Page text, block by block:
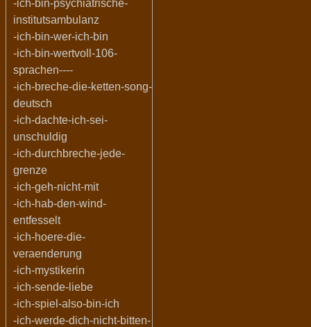
-ich-bin-psychiatrische-
institutsambulanz
-ich-bin-wer-ich-bin
-ich-bin-wertvoll-106-
sprachen----
-ich-breche-die-ketten-song-
deutsch
-ich-dachte-ich-sei-
unschuldig
-ich-durchbreche-jede-
grenze
-ich-geh-nicht-mit
-ich-hab-den-wind-
entfesselt
-ich-hoere-die-
veraenderung
-ich-mystikerin
-ich-sende-liebe
-ich-spiel-also-bin-ich
-ich-werde-dich-nicht-bitten-